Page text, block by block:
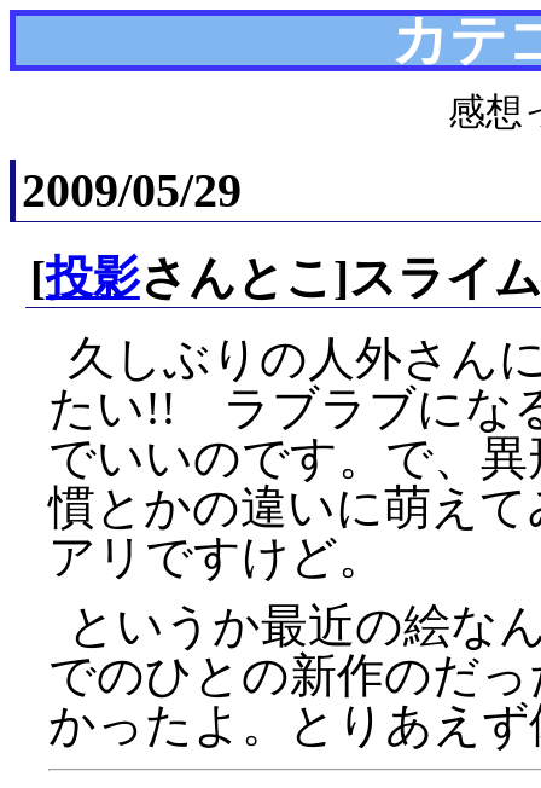
カテ
感想
2009/05/29
[投影さんとこ]スライ
久しぶりの人外さん
たい!! ラブラブにな
でいいのです。で、
慣とかの違いに萌え
アリですけど。
というか最近の絵な
でのひとの新作のだ
かったよ。とりあえ